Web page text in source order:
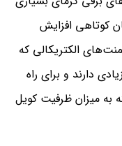
کوتاهی افزایش
الکتریکالی که
دارند و برای راه
به میزان ظرفیت کویل